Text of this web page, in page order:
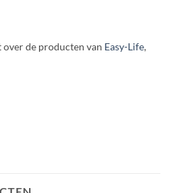
de producten van Easy-Life,